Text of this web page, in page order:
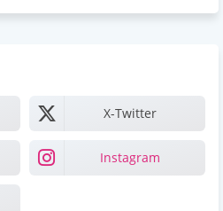
X-Twitter
Instagram